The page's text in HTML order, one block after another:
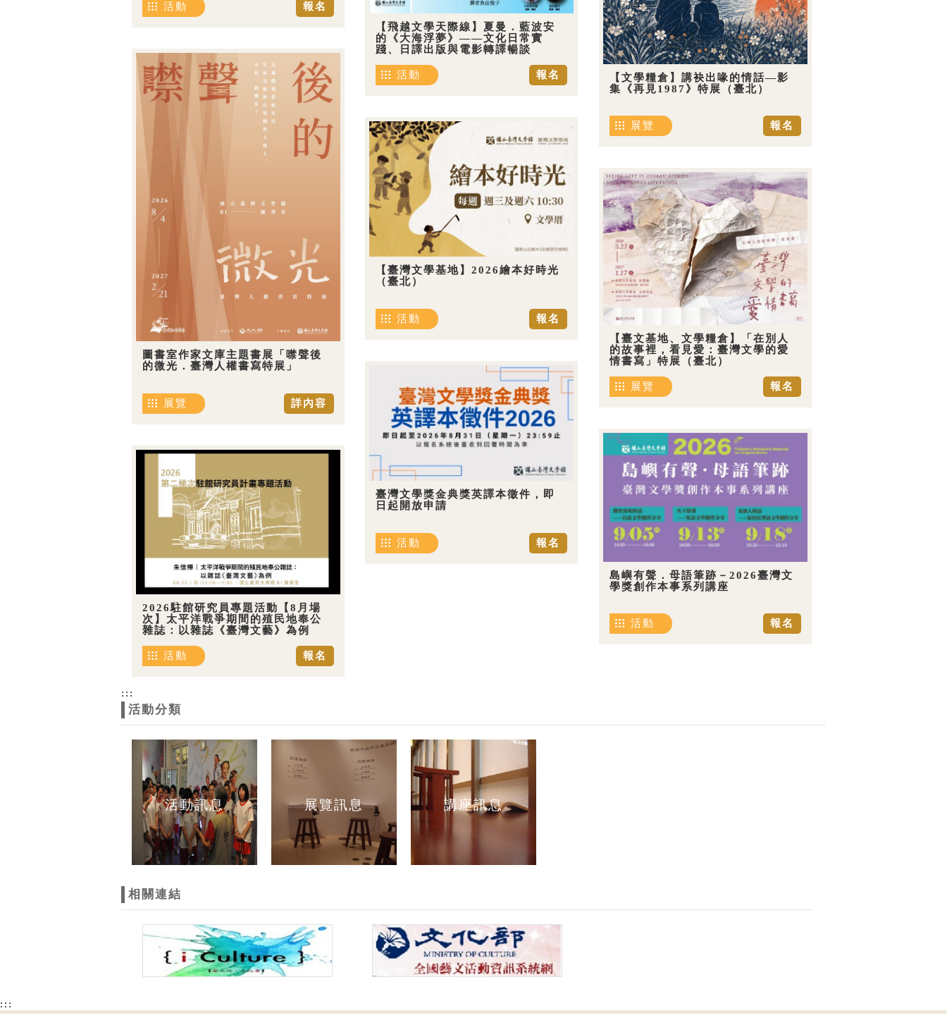
報名
活動
【飛越文學天際線】夏曼．藍波安
的《大海浮夢》——文化日常實
踐、日譯出版與電影轉譯暢談
報名
活動
【文學糧倉】講袂出喙的情話—影
集《再見1987》特展（臺北）
報名
展覽
圖書室作家文庫主題書展「噤聲後
的微光．臺灣人權書寫特展」
詳內容
展覽
【臺灣文學基地】2026繪本好時光
（臺北）
報名
活動
【臺文基地、文學糧倉】「在別人
的故事裡，看見愛：臺灣文學的愛
情書寫」特展（臺北）
報名
展覽
臺灣文學獎金典獎英譯本徵件，即
日起開放申請
報名
活動
島嶼有聲．母語筆跡－2026臺灣文
學獎創作本事系列講座
報名
活動
2026駐館研究員專題活動【8月場
次】太平洋戰爭期間的殖民地奉公
雜誌：以雜誌《臺灣文藝》為例
報名
活動
:::
活動分類
活動訊息 展覽訊息 講座訊息
相關連結
:::